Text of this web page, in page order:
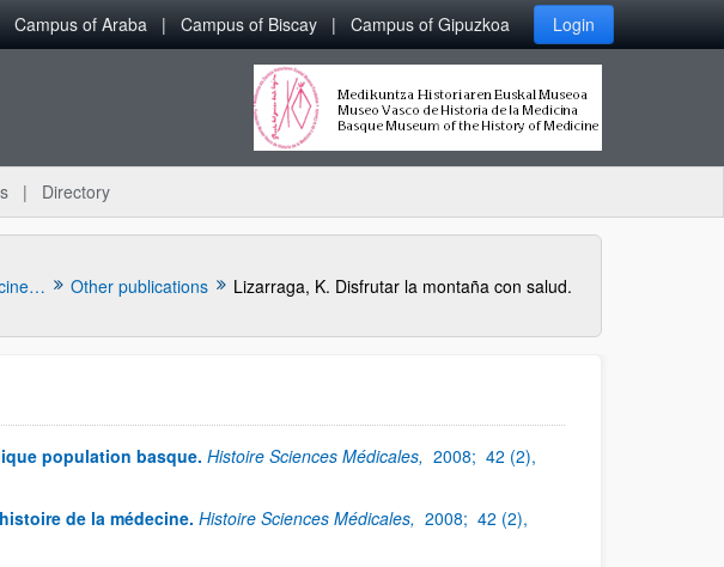
Campus of Araba Campus of Biscay Campus of Gipuzkoa Login
Directory
Basque Museum of the History of Medicine and Science Other publications Lizarraga, K. Disfrutar la montaña con salud.
population basque. Histoire Sciences Médicales, 2008; 42 (2),
de la médecine. Histoire Sciences Médicales, 2008; 42 (2),